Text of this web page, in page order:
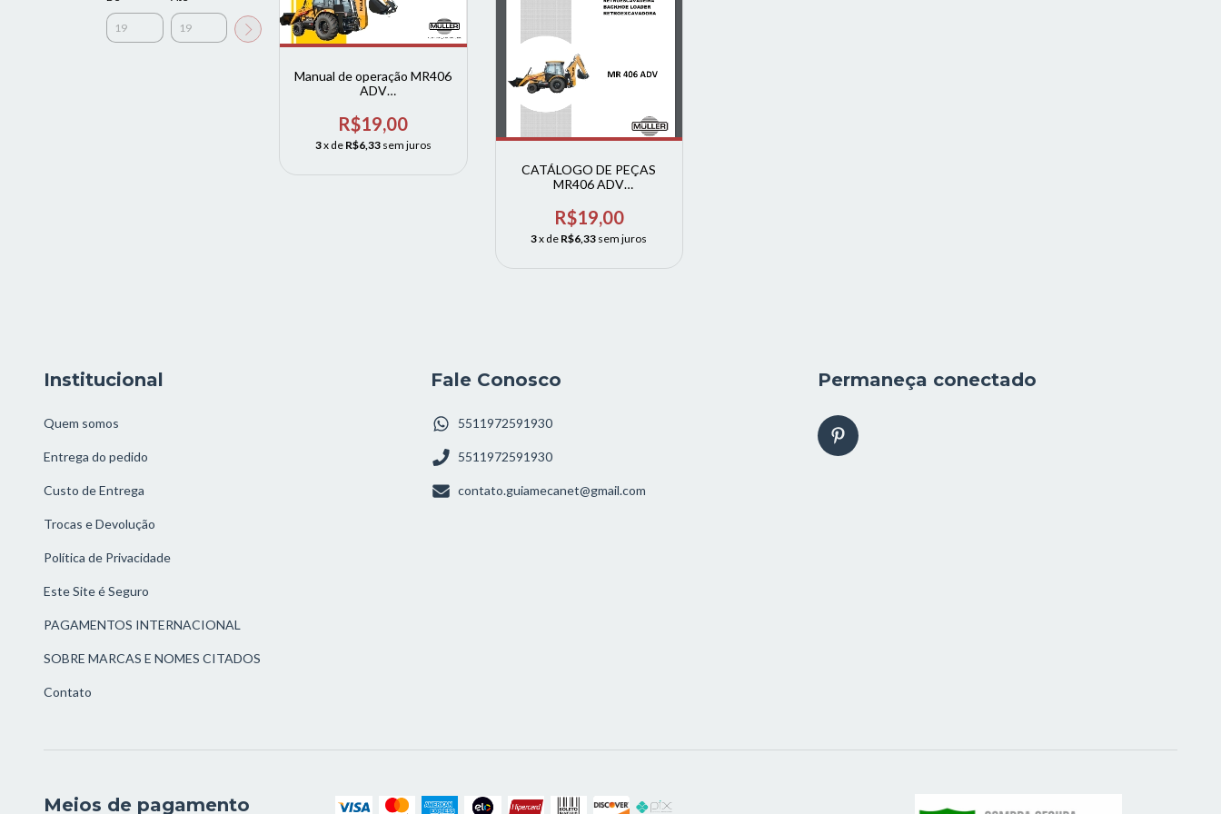
Manual de operação MR406
ADV
MULLER
R$19,00
3x de R$6,33 sem juros
CATÁLOGO DE PEÇAS
MR406 ADV
MULLER
R$19,00
3x de R$6,33 sem juros
Institucional
Quem somos
Entrega do pedido
Custo de Entrega
Trocas e Devolução
Política de Privacidade
Este Site é Seguro
PAGAMENTOS INTERNACIONAL
SOBRE MARCAS E NOMES CITADOS
Contato
Fale Conosco
5511972591930
5511972591930
contato.guiamecanet@gmail.com
Permaneça conectado
Meios de pagamento